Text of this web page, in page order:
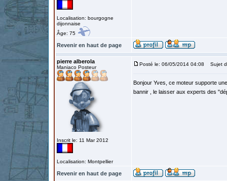
Localisation: bourgogne
dijonnaise
Âge: 75
Revenir en haut de page
pierre alberola
Maniaco Posteur
Inscrit le: 11 Mar 2012
Localisation: Montpellier
Posté le: 06/05/2014 04:08 Sujet
Bonjour Yves, ce moteur supporte
bannir , le laisser aux experts des
Revenir en haut de page